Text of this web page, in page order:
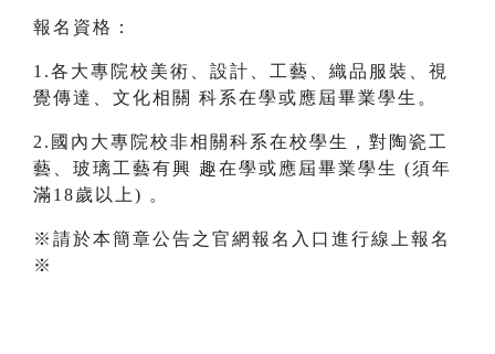
報名資格：
1.各大專院校美術、設計、工藝、織品服裝、視
覺傳達、文化相關 科系在學或應屆畢業學生。
2.國內大專院校非相關科系在校學生，對陶瓷工
藝、玻璃工藝有興 趣在學或應屆畢業學生 (須年
滿18歲以上) 。
※請於本簡章公告之官網報名入口進行線上報名
※